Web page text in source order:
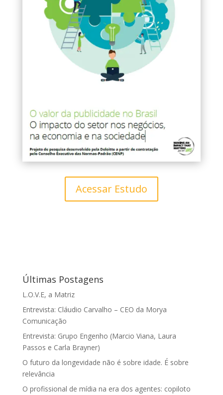
Acessar Estudo
Últimas Postagens
L.O.V.E, a Matriz
Entrevista: Cláudio Carvalho – CEO da Morya
Comunicação
Entrevista: Grupo Engenho (Marcio Viana, Laura
Passos e Carla Brayner)
O futuro da longevidade não é sobre idade. É sobre
relevância
O profissional de mídia na era dos agentes: copiloto